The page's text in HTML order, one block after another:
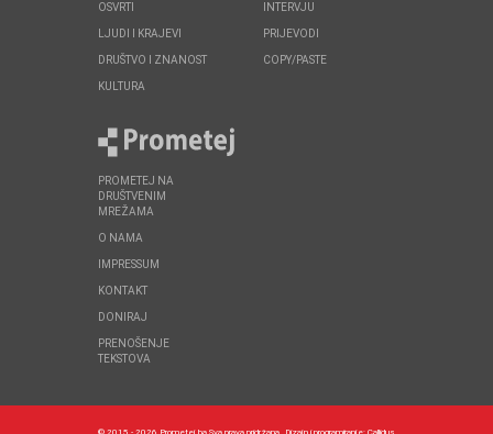
OSVRTI
LJUDI I KRAJEVI
DRUŠTVO I ZNANOST
KULTURA
INTERVJU
PRIJEVODI
COPY/PASTE
PROMETEJ NA
DRUŠTVENIM
MREŽAMA
O NAMA
IMPRESSUM
KONTAKT
DONIRAJ
PRENOŠENJE
TEKSTOVA